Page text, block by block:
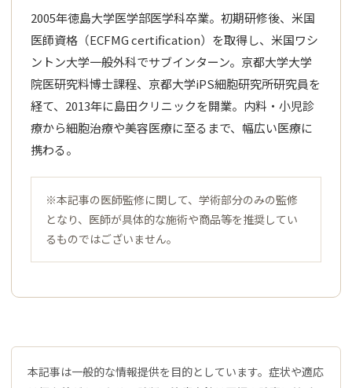
2005年徳島大学医学部医学科卒業。初期研修後、米国
医師資格（ECFMG certification）を取得し、米国ワシ
ントン大学一般外科でサブインターン。京都大学大学
院医研究料博士課程、京都大学iPS細胞研究所研究員を
経て、2013年に島田クリニックを開業。内料・小児診
療から細胞治療や美容医療に至るまで、幅広い医療に
携わる。
※本記事の医師監修に関して、学術部分のみの監修
となり、医師が具体的な施術や商品等を推奨してい
るものではございません。
本記事は一般的な情報提供を目的としています。症状や適応